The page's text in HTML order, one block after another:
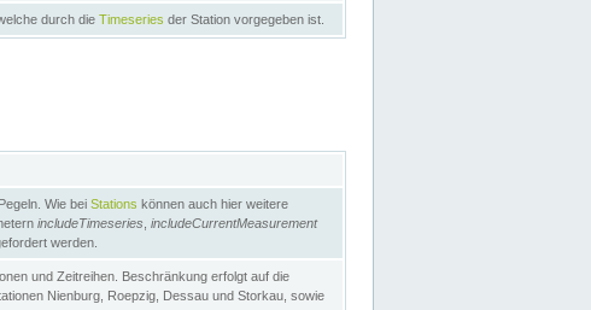
durch die Timeseries der Station vorgegeben ist.
Wie bei Stations können auch hier weitere
includeTimeseries includeCurrentMeasurement
werden.
und Zeitreihen. Beschränkung erfolgt auf die
Nienburg, Roepzig, Dessau und Storkau, sowie